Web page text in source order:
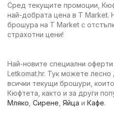
Сред текущите промоции,
най-добрата цена в T Market.
брошура на T Market с
страхотни цени!
Най-новите специални оферти
Letkomat.hr. Тук можете
всички текущи брошури,
Кюфтета, както и за други
Мляко Сирене Яйца и Кафе.